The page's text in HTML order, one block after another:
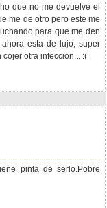
que no me devuelve el
me de otro pero este me
para que me den
esta de lujo, super
otra infeccion... :(
pinta de serlo.Pobre